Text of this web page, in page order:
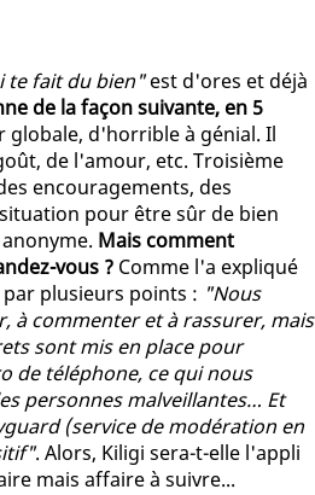
te fait du bien"est d'ores et déjà
de la façon suivante, en 5
d'horrible à génial. Il
de l'amour, etc. Troisième
encouragements, des
pour être sûr de bien
Mais comment
vous ? Comme l'a expliqué
par plusieurs points : "Nous
à commenter et à rassurer, mais
sont mis en place pour
de téléphone, ce qui nous
personnes malveillantes… Et
(service de modération en
. Alors, Kiligi sera-t-elle l'appli
mais affaire à suivre...